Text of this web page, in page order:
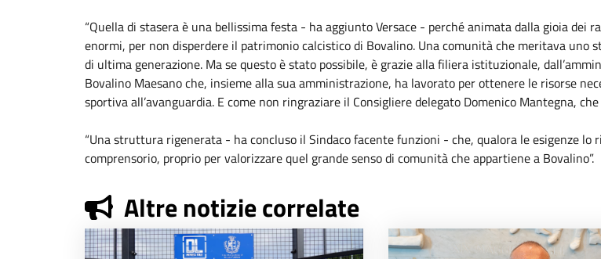
“Quella di stasera è una bellissima festa - ha aggiunto Versace - perché animata dalla gioia
enormi, per non disperdere il patrimonio calcistico di Bovalino. Una comunità che meritava
di ultima generazione. Ma se questo è stato possibile, è grazie alla filiera istituzionale,
Bovalino Maesano che, insieme alla sua amministrazione, ha lavorato per ottenere le risorse
sportiva all’avanguardia. E come non ringraziare il Consigliere delegato Domenico Mantegna,
“Una struttura rigenerata - ha concluso il Sindaco facente funzioni - che, qualora le esigenze lo
comprensorio, proprio per valorizzare quel grande senso di comunità che appartiene a Bovalino”.
Altre notizie correlate